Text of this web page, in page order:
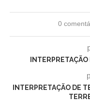
0
INTERPRETAÇÃO DE